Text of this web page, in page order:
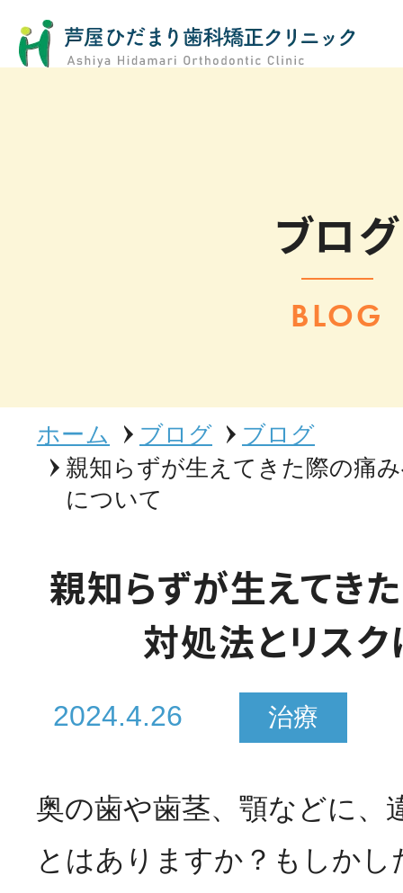
ブログ
BLOG
ホーム ブログ
ブログ
親知らずが生えてきた際の痛
について
親知らずが生えてき
対処法とリス
2024.4.26 治療
奥の歯や歯茎、顎などに、
とはありますか？もしか